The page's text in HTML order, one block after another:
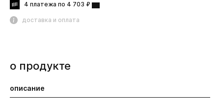
4 платежа по 4 703 ₽
доставка и оплата
о продукте
описание